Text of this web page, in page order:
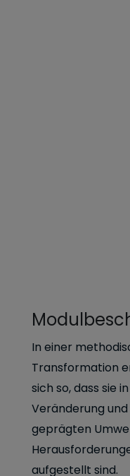
In einer
Transformation
sich so, dass sie
Veränderung
geprägten
aufgestellt sind.